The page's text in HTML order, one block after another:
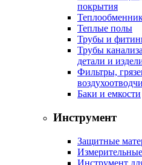
покрытия
Теплые полы
Трубы и
Трубы
детали и
Фильтры,
Баки и емкости
Инструмент
Защитные
Инструмент